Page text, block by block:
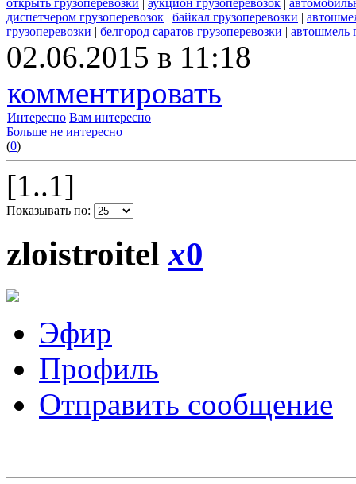
открыть грузоперевозки аукцион грузоперевозок
диспетчером грузоперевозок | байкал грузоперевозки |
грузоперевозки | белгород саратов грузоперевозки | автошмель
02.06.2015 в 11:18
комментировать
Интересно Вам интересно
Больше не интересно
(0)
[1..1]
Показывать по:
zloistroitelx0
Эфир
Профиль
Отправить сообщение